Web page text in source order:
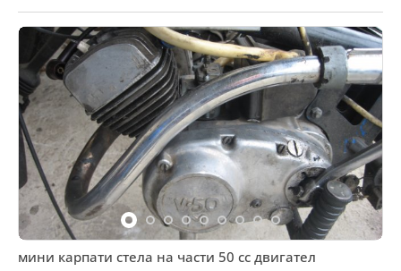
мини карпати стела на части 50 сс двигател